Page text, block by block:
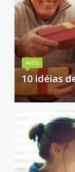
AVÓS
10 idéias